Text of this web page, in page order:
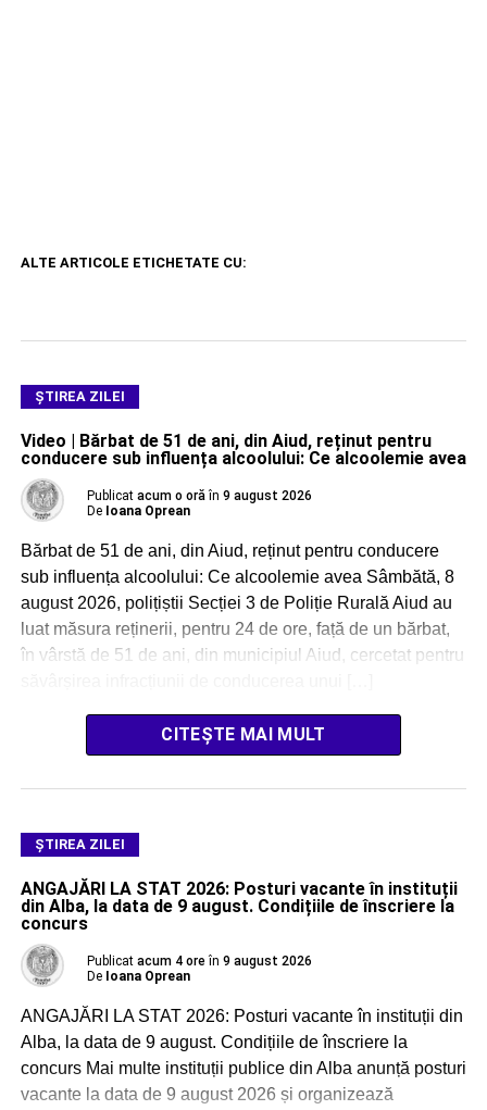
ALTE ARTICOLE ETICHETATE CU:
ŞTIREA ZILEI
Video | Bărbat de 51 de ani, din Aiud, reținut pentru
conducere sub influența alcoolului: Ce alcoolemie avea
Publicat acum o oră în 9 august 2026
De Ioana Oprean
Bărbat de 51 de ani, din Aiud, reținut pentru conducere
sub influența alcoolului: Ce alcoolemie avea Sâmbătă, 8
august 2026, polițiștii Secției 3 de Poliție Rurală Aiud au
luat măsura reținerii, pentru 24 de ore, față de un bărbat,
în vârstă de 51 de ani, din municipiul Aiud, cercetat pentru
CITEȘTE MAI MULT
ŞTIREA ZILEI
ANGAJĂRI LA STAT 2026: Posturi vacante în instituții
din Alba, la data de 9 august. Condițiile de înscriere la
concurs
Publicat acum 4 ore în 9 august 2026
De Ioana Oprean
ANGAJĂRI LA STAT 2026: Posturi vacante în instituții din
Alba, la data de 9 august. Condițiile de înscriere la
concurs Mai multe instituții publice din Alba anunță posturi
vacante la data de 9 august 2026 și organizează